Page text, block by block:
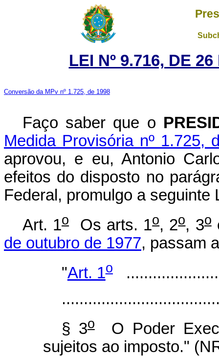
LEI Nº 9.716, DE
Conversão da MPv nº 1.725, de 1998
Faço saber que o
Medida Provisória nº 1.725,
aprovou, e eu, Antonio
efeitos do disposto no
Federal, promulgo a seguinte
Art. 1o Os arts. 1o, 2o, 3o
de outubro de 1977, passam
"Art. 1o
§ 3oO Poder
sujeitos ao imposto."